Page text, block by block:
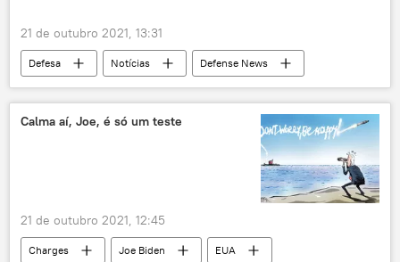
Nicolás Maduro
21 de outubro 2021, 13:31
Defesa Notícias
Defense News
Taiwan
Força Aérea
Força Aérea da China
Weibo
Calma aí, Joe, é só um teste
21 de outubro 2021, 12:45
Charges Joe Biden
EUA